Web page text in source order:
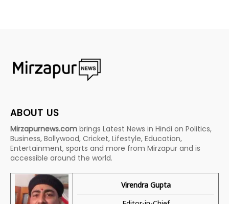
ABOUT US
Mirzapurnews.com brings Latest News in Hindi on Politics,
Business, Bollywood, Cricket, Lifestyle, Education,
Entertainment, sports and more from Mirzapur and is
accessible around the world.
Virendra Gupta